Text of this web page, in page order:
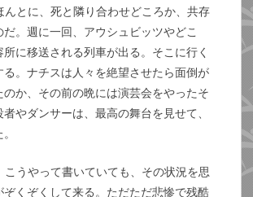
んとに、死と隣り合わせどころか、共存
だ。週に一回、アウシュビッツやどこ
に移送される列車が出る。そこに行く
る。ナチスは人々を絶望させたら面倒が
のか、その前の晩には演芸会をやったそ
やダンサーは、最高の舞台を見せて、
うやって書いていても、その状況を思
ぞくぞくして来る。ただただ悲惨で残酷